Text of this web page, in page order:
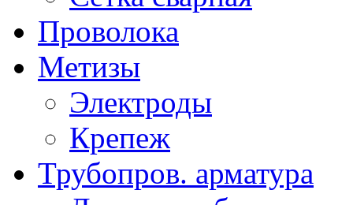
Проволока
Метизы
Электроды
Крепеж
Трубопров. арматура